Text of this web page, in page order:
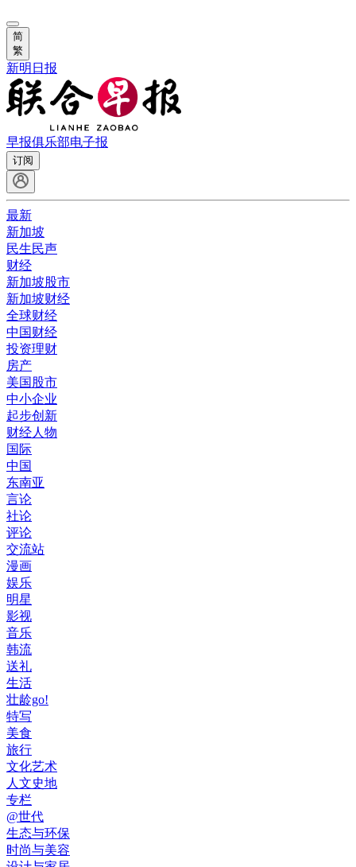
简
繁
新明日报
早报俱乐部电子报
订阅
最新
新加坡
民生民声
财经
新加坡股市
新加坡财经
全球财经
中国财经
投资理财
房产
美国股市
中小企业
起步创新
财经人物
国际
中国
东南亚
言论
社论
评论
交流站
漫画
娱乐
明星
影视
音乐
韩流
送礼
生活
壮龄go!
特写
美食
旅行
文化艺术
人文史地
专栏
@世代
生态与环保
时尚与美容